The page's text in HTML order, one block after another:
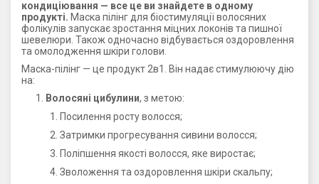
кондиціювання — все це ви знайдете в одному
продукті. Маска пілінг для біостимуляції волосяних
фолікулів запускає зростання міцних локонів та пишної
шевелюри. Також одночасно відбувається оздоровлення
та омолодження шкіри голови.
Маска-пілінг — це продукт 2в1. Він надає стимулюючу дію
на:
Волосяні цибулини, з метою:
Посилення росту волосся;
Затримки прогресування сивини волосся;
Поліпшення якості волосся, яке виростає;
Зволоження та оздоровлення шкіри скальпу;